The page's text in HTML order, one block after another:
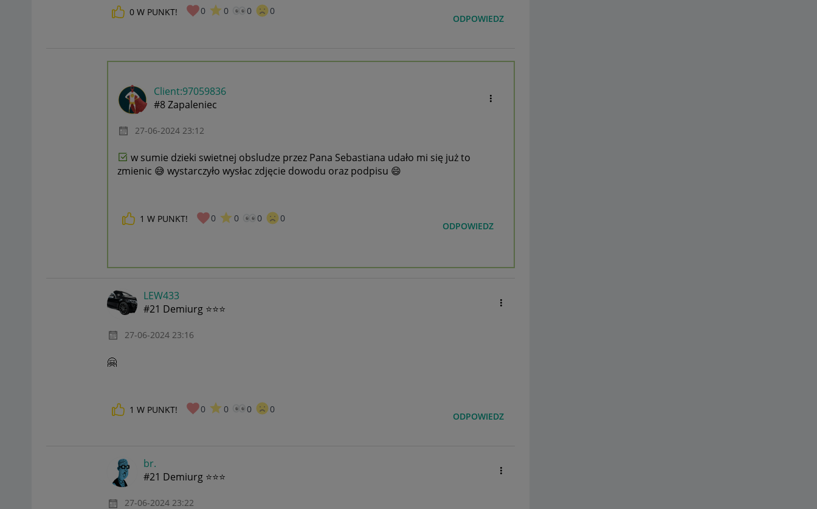
0 W PUNKT! 0 0 0 0
ODPOWIEDZ
Client:97059836
#8 Zapaleniec
‎27-06-2024 23:12
w sumie dzieki swietnej obsludze przez Pana Sebastiana udało mi się już to
zmienic 😅 wystarczyło wysłac zdjęcie dowodu oraz podpisu 😄
1 W PUNKT! 0 0 0 0
ODPOWIEDZ
LEW433
#21 Demiurg ⭐⭐⭐
‎27-06-2024 23:16
🤗
1 W PUNKT! 0 0 0 0
ODPOWIEDZ
br.
#21 Demiurg ⭐⭐⭐
‎27-06-2024 23:22